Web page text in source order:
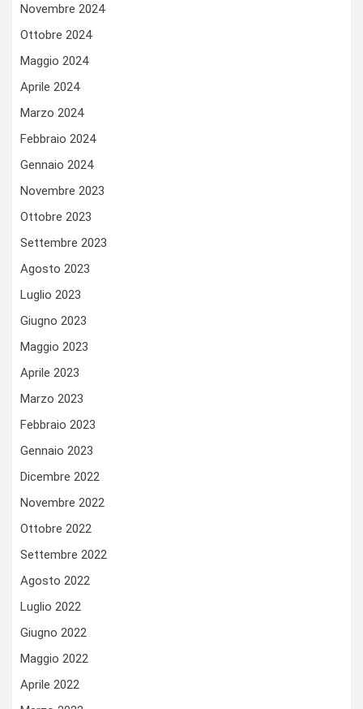
Novembre 2024
Ottobre 2024
Maggio 2024
Aprile 2024
Marzo 2024
Febbraio 2024
Gennaio 2024
Novembre 2023
Ottobre 2023
Settembre 2023
Agosto 2023
Luglio 2023
Giugno 2023
Maggio 2023
Aprile 2023
Marzo 2023
Febbraio 2023
Gennaio 2023
Dicembre 2022
Novembre 2022
Ottobre 2022
Settembre 2022
Agosto 2022
Luglio 2022
Giugno 2022
Maggio 2022
Aprile 2022